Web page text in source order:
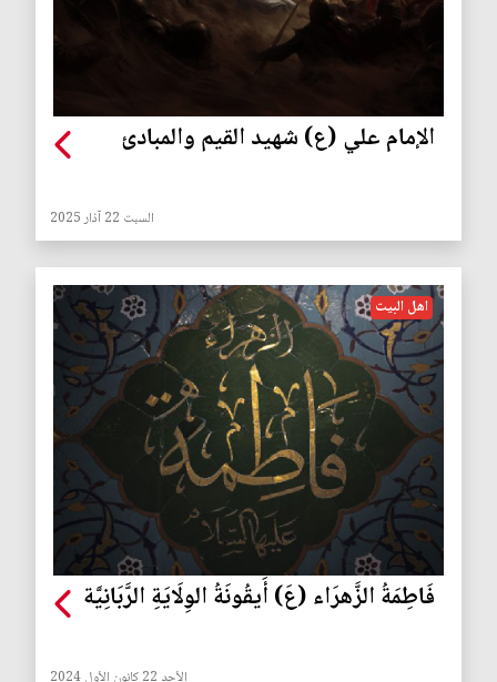
الإمام علي (ع) شهيد القيم والمبادئ
السبت 22 آذار 2025
اهل البيت
فَاطِمَةُ الزَّهرَاء (عَ) أَيقُونَةُ الوِلَايَةِ الرَّبَانِيَّة